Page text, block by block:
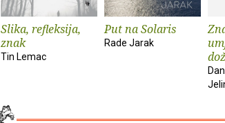
Slika, refleksija,
znak
Tin Lemac
Put na Solaris
Rade Jarak